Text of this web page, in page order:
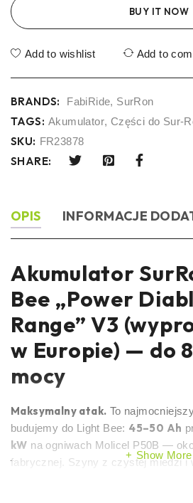
BUY IT NOW
Add to wishlist Add to
BRANDS: FabiRide, SurRon
TAGS: Akumulator, Części do Sur-
SKU: FR23878
SHARE:
OPIS INFORMACJE
Akumulator
Bee „Power
Range” V3
w Europie) — do
mocy
Maksymalny atak. To
budujemy do Light Bee: 45–50 Ah
kW na ogniwach Molicel P50B —
fabrycznej. Szyny z czystej miedzi i
Show More